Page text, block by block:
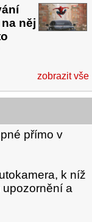
něj
zobrazit vše
přímo v
k níž
upozornění a